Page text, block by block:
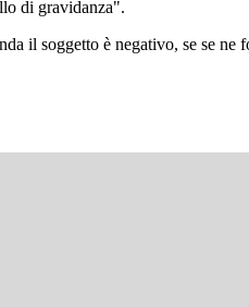
di gravidanza".
il soggetto è negativo, se se